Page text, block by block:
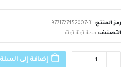
رمز المنتج: 9771727452007-31
التصنيف: مجلة توتة توتة
إضافة إلى السلة